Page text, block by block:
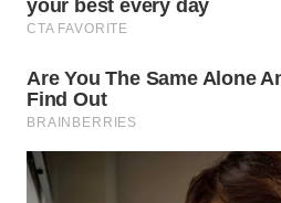
WAHANA
WAHANA
TV
WAHANANEWS